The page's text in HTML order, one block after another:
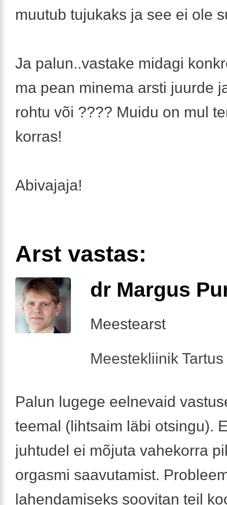
muutub tujukaks ja see ei ole
Ja palun..vastake midagi
ma pean minema arsti juurde
rohtu või ???? Muidu on mul
korras!
Abivajaja!
Arst vastas:
dr Margus
Meestearst
Meestekliinik
Palun lugege eelnevaid
teemal (lihtsaim läbi otsingu).
juhtudel ei mõjuta vahekorra
orgasmi saavutamist.
lahendamiseks soovitan teil